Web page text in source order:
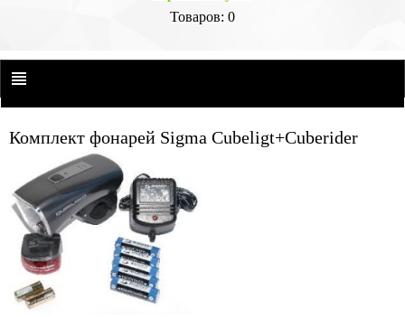
Товаров: 0
Комплект фонарей Sigma Cubeligt+Cuberider